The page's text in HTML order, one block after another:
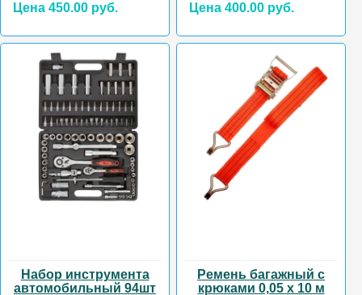
Цена 450.00 руб. Цена 400.00 руб.
Набор инструмента
автомобильный 94шт
Ремень багажный с
крюками 0,05 х 10 м